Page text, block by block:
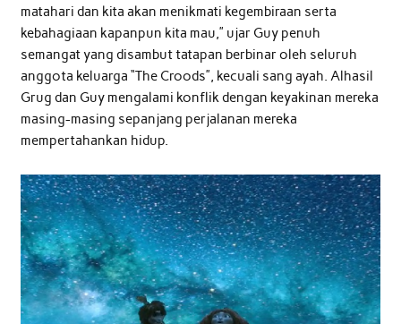
matahari dan kita akan menikmati kegembiraan serta
kebahagiaan kapanpun kita mau,” ujar Guy penuh
semangat yang disambut tatapan berbinar oleh seluruh
anggota keluarga “The Croods”, kecuali sang ayah. Alhasil
Grug dan Guy mengalami konflik dengan keyakinan mereka
masing-masing sepanjang perjalanan mereka
mempertahankan hidup.